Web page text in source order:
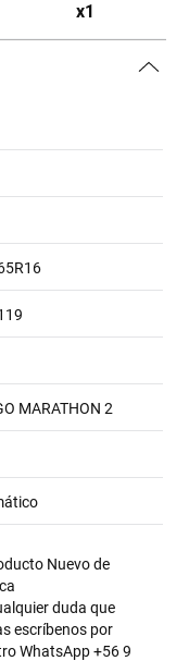
x1
MARATHON 2
Nuevo de
duda que
escríbenos por
WhatsApp +56 9